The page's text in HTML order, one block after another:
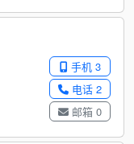
手机 3
电话 2
邮箱 0